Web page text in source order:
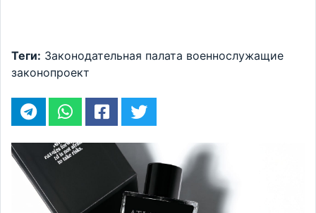
Теги: Законодательная палата военнослужащие
законопроект